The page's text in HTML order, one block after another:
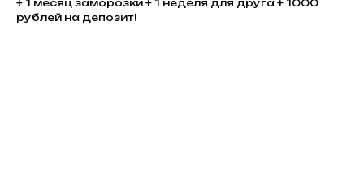
+ 1 месяц заморозки + 1 неделя для друга + 1000
рублей на депозит!